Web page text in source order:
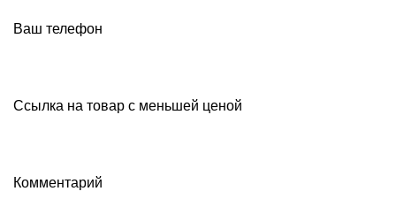
Ваш телефон
Ссылка на товар с меньшей ценой
Комментарий